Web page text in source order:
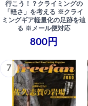
行こう！？クライミングの
「軽さ」を考える ※クライ
ミングギア軽量化の足跡を辿
る ※メール便対応
800円
7